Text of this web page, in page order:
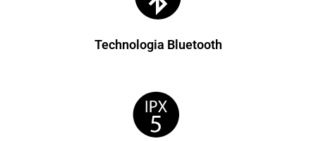
Technologia Bluetooth